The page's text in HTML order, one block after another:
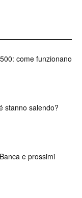
come funzionano
stanno salendo?
e prossimi